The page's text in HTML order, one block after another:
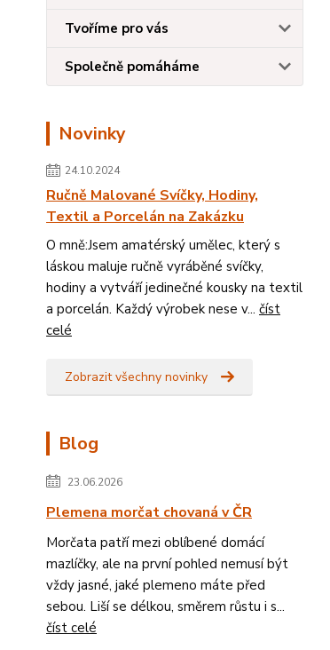
Tvoříme pro vás
Společně pomáháme
Novinky
24.10.2024
Ručně Malované Svíčky, Hodiny,
Textil a Porcelán na Zakázku
O mně:Jsem amatérský umělec, který s
láskou maluje ručně vyráběné svíčky,
hodiny a vytváří jedinečné kousky na textil
a porcelán. Každý výrobek nese v... číst
celé
Zobrazit všechny novinky
Blog
23.06.2026
Plemena morčat chovaná v ČR
Morčata patří mezi oblíbené domácí
mazlíčky, ale na první pohled nemusí být
vždy jasné, jaké plemeno máte před
sebou. Liší se délkou, směrem růstu i s...
číst celé